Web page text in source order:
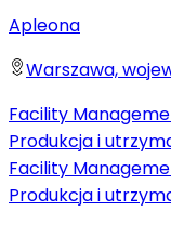
Apleona
Warszawa,
Facility
Produkcja i
Facility
Produkcja i